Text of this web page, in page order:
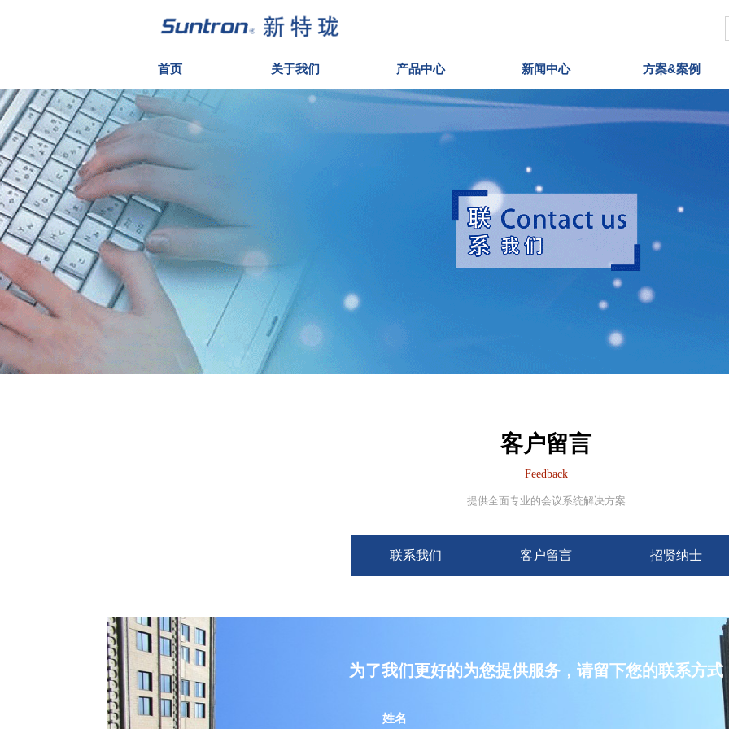
首页 关于我们 产品中心 新闻中心 方案&案例
姓名
客户留言
Feedback
提供全面专业的会议系统解决方案
为了我们更好的为您提供服务，请留下您的联系方式
联系我们 客户留言 招贤纳士